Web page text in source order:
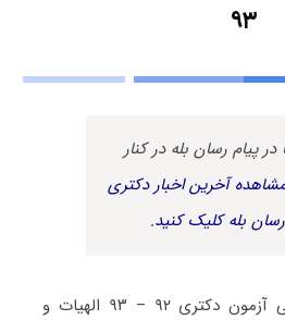
۹۳
در پیام رسان بله در کنار
آخرین اخبار دکتری
بله کلیک کنید.
دفترچه سوالات تخصصی آزمون دکتری ۹۲ – ۹۳ الهیات و